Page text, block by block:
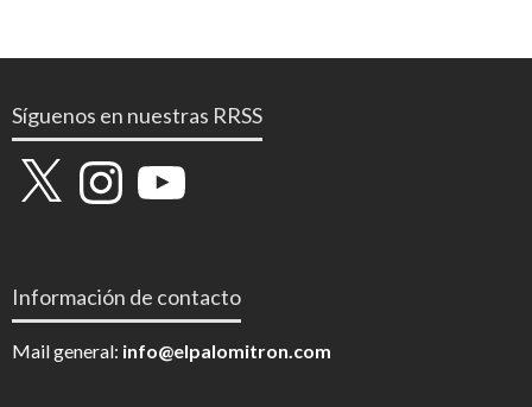
Síguenos en nuestras RRSS
X InstagramYouTube
Información de contacto
Mail general: info@elpalomitron.com